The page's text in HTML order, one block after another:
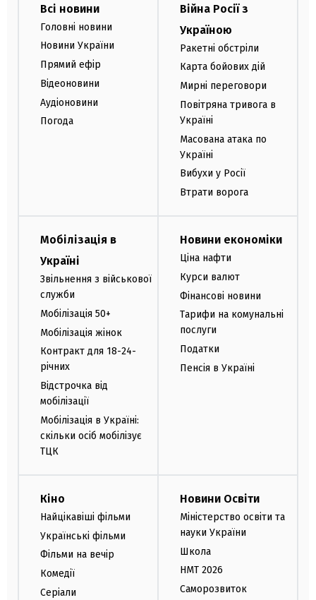
Всі новини
Головні новини
Новини України
Прямий ефір
Відеоновини
Аудіоновини
Погода
Війна Росії з
Україною
Ракетні обстріли
Карта бойових дій
Мирні переговори
Повітряна тривога в
Україні
Масована атака по
Україні
Вибухи у Росії
Втрати ворога
Мобілізація в
Україні
Звільнення з військової
служби
Мобілізація 50+
Мобілізація жінок
Контракт для 18-24-
річних
Відстрочка від
мобілізації
Мобілізація в Україні:
скільки осіб мобілізує
ТЦК
Новини економіки
Ціна нафти
Курси валют
Фінансові новини
Тарифи на комунальні
послуги
Податки
Пенсія в Україні
Кіно
Найцікавіші фільми
Українські фільми
Фільми на вечір
Комедії
Серіали
Новини Освіти
Міністерство освіти та
науки України
Школа
НМТ 2026
Саморозвиток